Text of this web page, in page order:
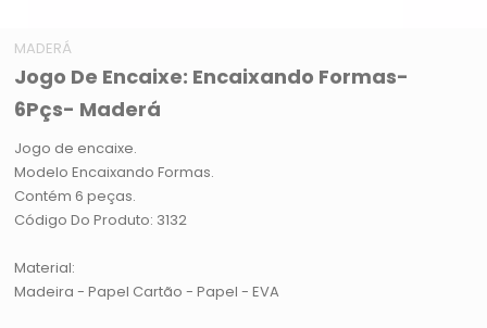
MADERÁ
Jogo De Encaixe: Encaixando Formas-
6Pçs- Maderá
Jogo de encaixe.
Modelo Encaixando Formas.
Contém 6 peças.
Código Do Produto: 3132
Material:
Madeira - Papel Cartão - Papel - EVA